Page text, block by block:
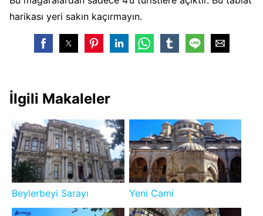
harikası yeri sakın kaçırmayın.
İlgili Makaleler
Beylerbeyi Sarayı Yeni Cami